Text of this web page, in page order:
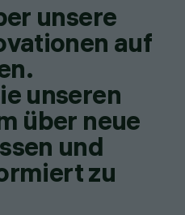
unsere
auf
unseren
über neue
und
zu